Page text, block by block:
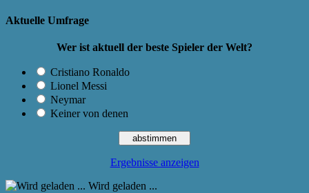
Aktuelle Umfrage
Wer ist aktuell der beste Spieler der Welt?
Cristiano Ronaldo
Lionel Messi
Neymar
Keiner von denen
Ergebnisse anzeigen
Wird geladen ...